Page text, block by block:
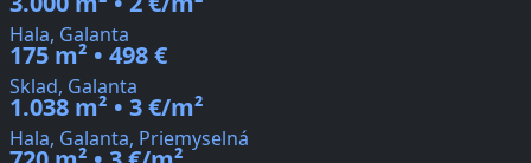
Hala, Galanta
175 m² • 498 €
Sklad, Galanta
1.038 m² • 3 €/m²
Hala, Galanta, Priemyselná